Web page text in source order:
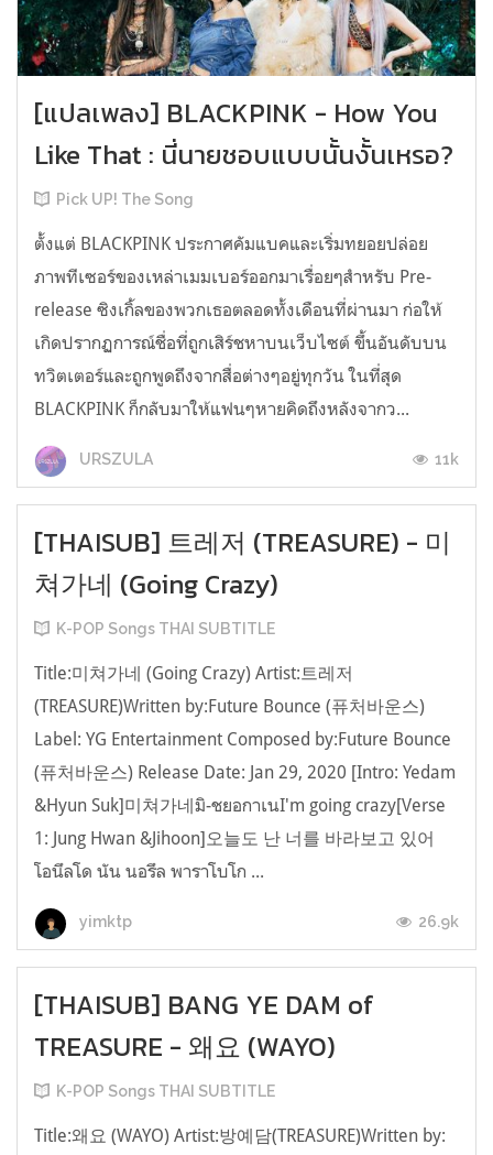
[แปลเพลง] BLACKPINK - How You
Like That : นี่นายชอบแบบนั้นงั้นเหรอ?
Pick UP! The Song
ตั้งแต่ BLACKPINK ประกาศคัมแบคและเริ่มทยอยปล่อย
ภาพทีเซอร์ของเหล่าเมมเบอร์ออกมาเรื่อยๆสำหรับ Pre-
release ซิงเกิ้ลของพวกเธอตลอดทั้งเดือนที่ผ่านมา ก่อให้
เกิดปรากฏการณ์ชื่อที่ถูกเสิร์ชหาบนเว็บไซต์ ขึ้นอันดับบน
ทวิตเตอร์และถูกพูดถึงจากสื่อต่างๆอยู่ทุกวัน ในที่สุด
BLACKPINK ก็กลับมาให้แฟนๆหายคิดถึงหลังจากว...
URSZULA 11k
[THAISUB] 트레저 (TREASURE) - 미
쳐가네 (Going Crazy)
K-POP Songs THAI SUBTITLE
Title:미쳐가네 (Going Crazy) Artist:트레저
(TREASURE)Written by:Future Bounce (퓨처바운스)
Label: YG Entertainment Composed by:Future Bounce
(퓨처바운스) Release Date: Jan 29, 2020 [Intro: Yedam
&Hyun Suk]미쳐가네มิ-ชยอกาเนI'm going crazy[Verse
1: Jung Hwan &Jihoon]오늘도 난 너를 바라보고 있어
โอนึลโด นัน นอรึล พาราโบโก ...
yimktp 26.9k
[THAISUB] BANG YE DAM of
TREASURE - 왜요 (WAYO)
K-POP Songs THAI SUBTITLE
Title:왜요 (WAYO) Artist:방예담(TREASURE)Written by: